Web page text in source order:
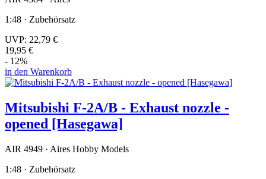
1:48 · Zubehörsatz
UVP: 22,79 €
19,95 €
- 12%
in den Warenkorb
Mitsubishi F-2A/B - Exhaust nozzle -
opened [Hasegawa]
AIR 4949 · Aires Hobby Models
1:48 · Zubehörsatz